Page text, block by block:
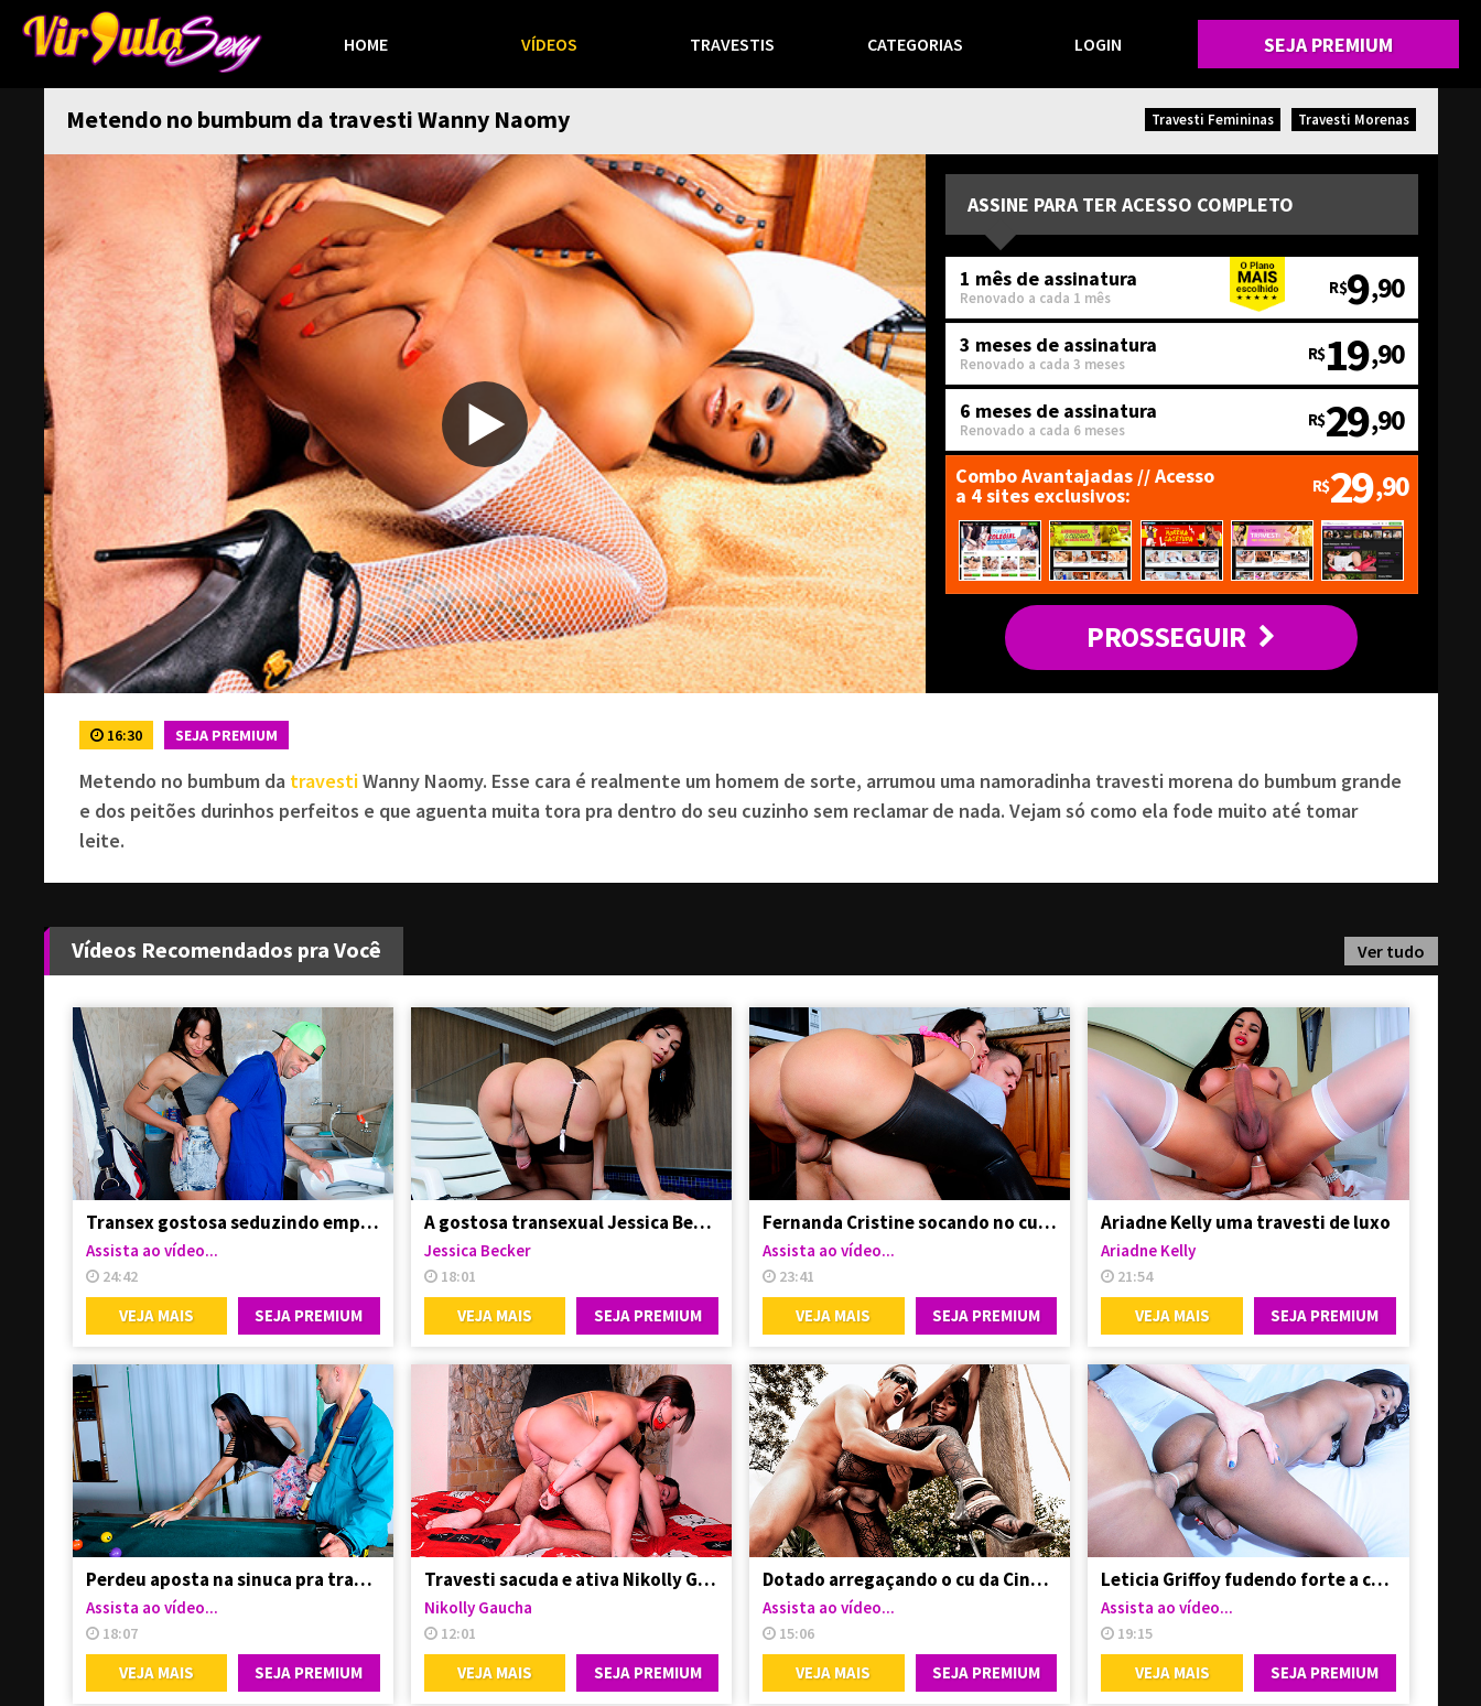
HOME VÍDEOS TRAVESTIS CATEGORIAS LOGIN SEJA PREMIUM
Metendo no bumbum da travesti Wanny Naomy Travesti Femininas Travesti Morenas
ASSINE PARA TER ACESSO COMPLETO
1 mês de assinatura
Renovado a cada 1 mês R$9,90
3 meses de assinatura
Renovado a cada 3 meses R$19,90
6 meses de assinatura
Renovado a cada 6 meses R$29,90
Combo Avantajadas // Acesso
a 4 sites exclusivos R$29,90
PROSSEGUIR
16:30 SEJA PREMIUM
Metendo no bumbum da travestiWanny Naomy. Esse cara é realmente um homem de sorte, arrumou uma namoradinha travesti morena do bumbum grande
e dos peitões durinhos perfeitos e que aguenta muita tora pra dentro do seu cuzinho sem reclamar de nada. Vejam só como ela fode muito até tomar
leite.
Vídeos Recomendados pra Você Ver tudo
Transex gostosa seduzindo empregado
Assista ao vídeo...
24:42
VEJA MAIS SEJA PREMIUM
A gostosa transexual Jessica Becker
Jessica Becker
18:01
VEJA MAIS SEJA PREMIUM
Fernanda Cristine socando no cu do safado
Assista ao vídeo...
23:41
VEJA MAIS SEJA PREMIUM
Ariadne Kelly uma travesti de luxo
Ariadne Kelly
21:54
VEJA MAIS SEJA PREMIUM
Perdeu aposta na sinuca pra travesti
Assista ao vídeo...
18:07
VEJA MAIS SEJA PREMIUM
Travesti sacuda e ativa Nikolly Gaucha
Nikolly Gaucha
12:01
VEJA MAIS SEJA PREMIUM
Dotado arregaçando o cu da Cintia Matarazzo
Assista ao vídeo...
15:06
VEJA MAIS SEJA PREMIUM
Leticia Griffoy fudendo forte a cu da boneca Yasmin Andrade
Assista ao vídeo...
19:15
VEJA MAIS SEJA PREMIUM